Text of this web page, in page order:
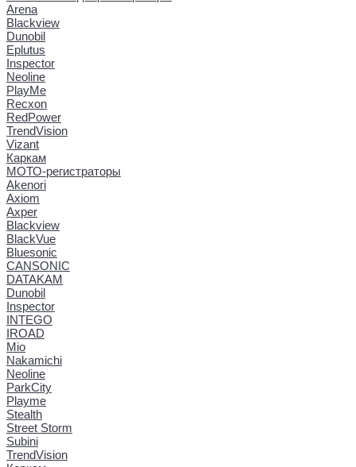
Arena
Blackview
Dunobil
Eplutus
Inspector
Neoline
PlayMe
Recxon
RedPower
TrendVision
Vizant
Каркам
МОТО-регистраторы
Akenori
Axiom
Axper
Blackview
BlackVue
Bluesonic
CANSONIC
DATAKAM
Dunobil
Inspector
INTEGO
IROAD
Mio
Nakamichi
Neoline
ParkCity
Playme
Stealth
Street Storm
Subini
TrendVision